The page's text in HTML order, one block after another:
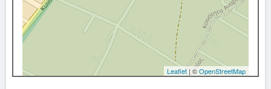
Leaflet | ©OpenStreetMap